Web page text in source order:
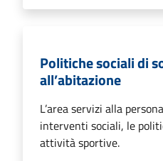
Politiche sociali di
all’abitazione
L’area servizi alla
interventi sociali, le
attività sportive.